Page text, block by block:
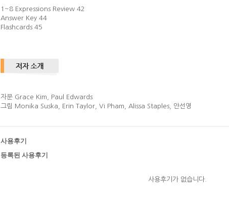
1~8 Expressions Review 42
Answer Key 44
Flashcards 45
자문 Grace Kim, Paul Edwards
그림 Monika Suska, Erin Taylor, Vi Pham, Alissa Staples, 안선영
사용후기
등록된 사용후기
사용후기가 없습니다.